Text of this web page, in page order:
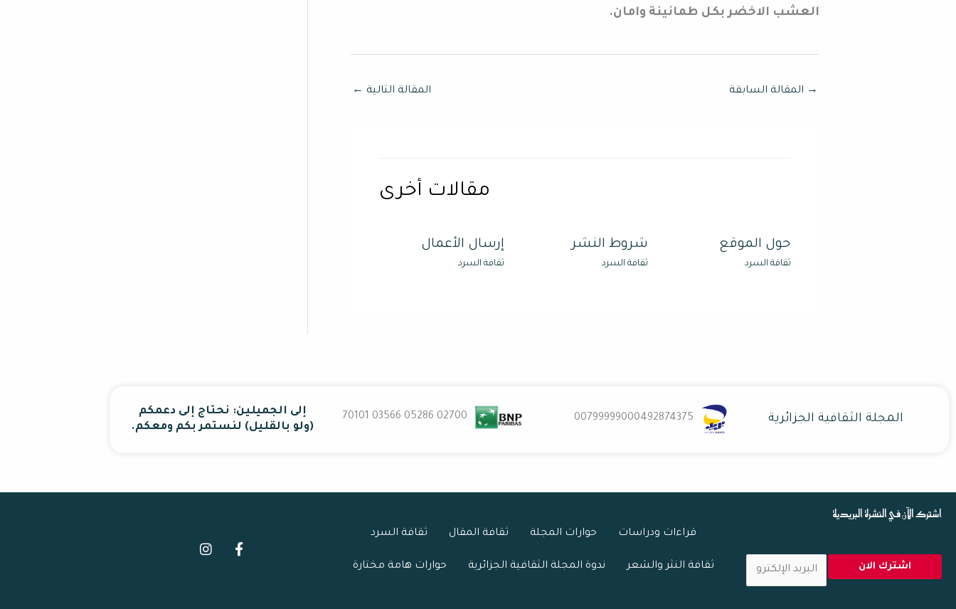
العشب الاخضر بكل طمانينة وامان.
→ المقالة السابقة المقالة التالية ←
مقالات أخرى
حول الموقع
ثقافة السرد
شروط النشر
ثقافة السرد
إرسال الأعمال
ثقافة السرد
المجلة الثقافية الجزائرية 00799999000492874375
02700 70101 03566 05286
إلى الجميلين: نحتاج إلى دعمكم
(ولو بالقليل) لنستمر بكم ومعكم.
اشترك الآن في النشرة البريدية
ل
اشترك الان
قراءات ودراسات حوارات المجلة ثقافة المقال ثقافة السرد
ثقافة النثر والشعر ندوة المجلة الثقافية الجزائرية حوارات هامة مختارة
F
a
I
n